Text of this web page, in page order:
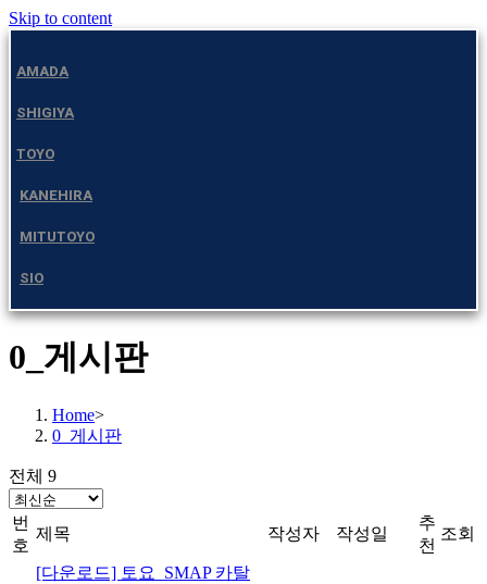
Skip to content
AMADA
SHIGIYA
TOYO
KANEHIRA
MITUTOYO
SIO
0_게시판
Home>
0_게시판
전체 9
번
호
제목 작성자 작성일
추
천
조회
[다운로드] 토요_SMAP 카탈